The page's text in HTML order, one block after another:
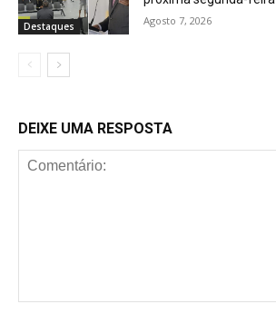
Destaques Agosto 7, 2026
DEIXE UMA RESPOSTA